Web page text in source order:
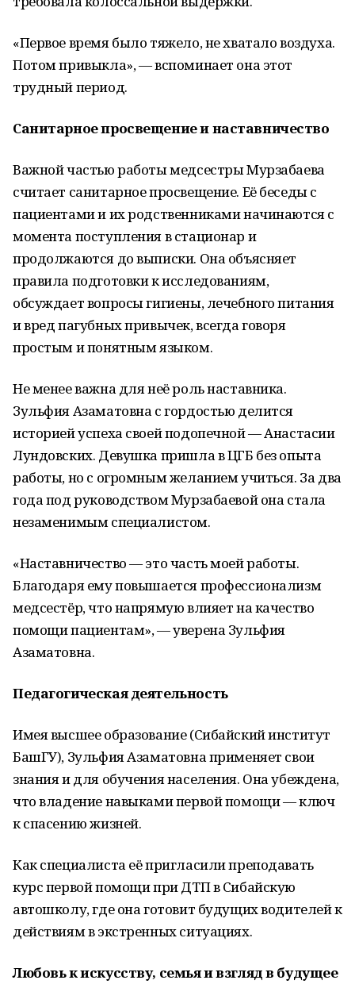
«Первое время было тяжело, не хватало воздуха.
Потом привыкла», — вспоминает она этот
трудный период.
Санитарное просвещение и наставничество
Важной частью работы медсестры Мурзабаева
считает санитарное просвещение. Её беседы с
пациентами и их родственниками начинаются с
момента поступления в стационар и
продолжаются до выписки. Она объясняет
правила подготовки к исследованиям,
обсуждает вопросы гигиены, лечебного питания
и вред пагубных привычек, всегда говоря
простым и понятным языком.
Не менее важна для неё роль наставника.
Зульфия Азаматовна с гордостью делится
историей успеха своей подопечной — Анастасии
Лундовских. Девушка пришла в ЦГБ без опыта
работы, но с огромным желанием учиться. За два
года под руководством Мурзабаевой она стала
незаменимым специалистом.
«Наставничество — это часть моей работы.
Благодаря ему повышается профессионализм
медсестёр, что напрямую влияет на качество
помощи пациентам», — уверена Зульфия
Азаматовна.
Педагогическая деятельность
Имея высшее образование (Сибайский институт
БашГУ), Зульфия Азаматовна применяет свои
знания и для обучения населения. Она убеждена,
что владение навыками первой помощи — ключ
к спасению жизней.
Как специалиста её пригласили преподавать
курс первой помощи при ДТП в Сибайскую
автошколу, где она готовит будущих водителей к
действиям в экстренных ситуациях.
Любовь к искусству, семья и взгляд в будущее